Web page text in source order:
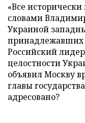
«Все
словами
Украиной
Российский
целостности
объявил Москву
главы
адресовано?